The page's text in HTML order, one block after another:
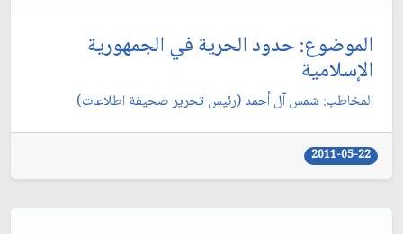
الموضوع: حدود الحرية في الجمهورية
الإسلامية
المخاطب: شمس آل أحمد (رئيس تحرير صحيفة اطلاعات)
2011-05-22